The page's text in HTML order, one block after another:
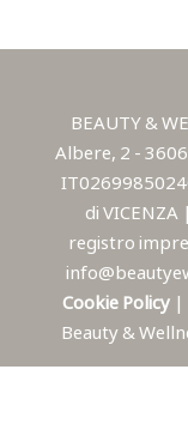
BEAUTY &
Albere, 2 -
di
registro
Cookie Policy |
Beauty &